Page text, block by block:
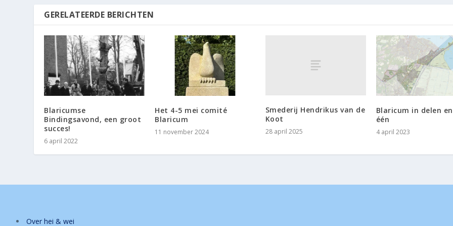
GERELATEERDE BERICHTEN
Blaricumse
Bindingsavond, een groot
succes!
6 april 2022
Het 4-5 mei comité
Blaricum
11 november 2024
Smederij Hendrikus van de
Koot
28 april 2025
Blaricum in delen
één
4 april 2023
Over hei & wei